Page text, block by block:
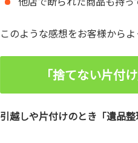
このような感想をお客様からよ
「捨てない片付
引越しや片付けのとき「遺品